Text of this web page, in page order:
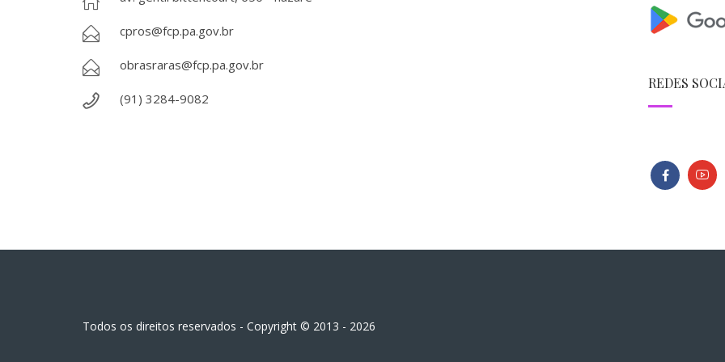
cpros@fcp.pa.gov.br
obrasraras@fcp.pa.gov.br
(91) 3284-9082
REDES
Todos os direitos reservados - Copyright © 2013 - 2026